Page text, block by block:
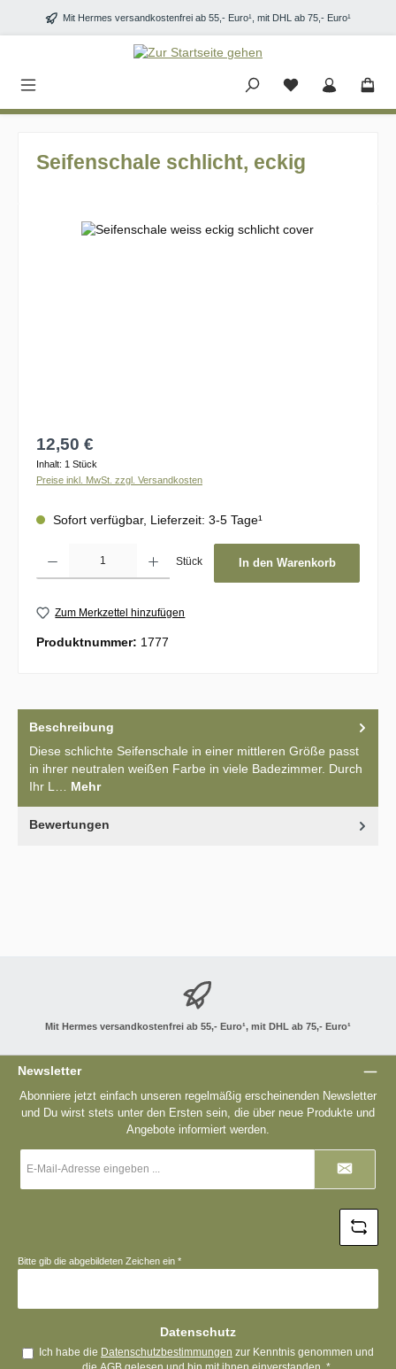
Zum Hauptinhalt springen
Mit Hermes versandkostenfrei ab 55,- Euro¹, mit DHL ab 75,- Euro¹
Seifenschale schlicht, eckig
Bildergalerie überspringen
Regulärer Preis:
12,50 €
Inhalt: 1 Stück
Preise inkl. MwSt. zzgl. Versandkosten
Sofort verfügbar, Lieferzeit: 3-5 Tage¹
Stück In den Warenkorb
Zum Merkzettel hinzufügen
Produktnummer: 1777
Beschreibung
Diese schlichte Seifenschale in einer mittleren Größe passt
in ihrer neutralen weißen Farbe in viele Badezimmer. Durch
Ihr L… Mehr
Bewertungen
Mit Hermes versandkostenfrei ab 55,- Euro¹, mit DHL ab 75,- Euro¹
Newsletter
Abonniere jetzt einfach unseren regelmäßig erscheinenden Newsletter
und Du wirst stets unter den Ersten sein, die über neue Produkte und
Angebote informiert werden.
Mail-
Bitte gib die abgebildeten Zeichen ein *
Datenschutz
Ich habe die Datenschutzbestimmungen zur Kenntnis genommen und